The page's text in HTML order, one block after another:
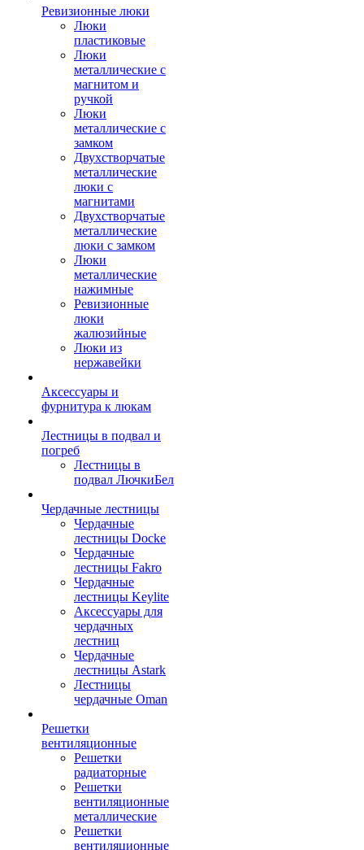
Ревизионные люки
Люки
пластиковые
Люки
металлические с
магнитом и
ручкой
Люки
металлические с
замком
Двухстворчатые
металлические
люки с
магнитами
Двухстворчатые
металлические
люки с замком
Люки
металлические
нажимные
Ревизионные
люки
жалюзийные
Люки из
нержавейки
Аксессуары и
фурнитура к люкам
Лестницы в подвал и
погреб
Лестницы в
подвал ЛючкиБел
Чердачные лестницы
Чердачные
лестницы Docke
Чердачные
лестницы Fakro
Чердачные
лестницы Keylite
Аксессуары для
чердачных
лестниц
Чердачные
лестницы Astark
Лестницы
чердачные Oman
Решетки
вентиляционные
Решетки
радиаторные
Решетки
вентиляционные
металлические
Решетки
вентиляционные